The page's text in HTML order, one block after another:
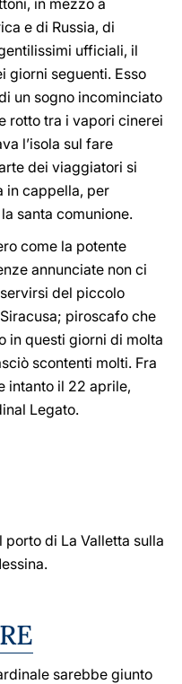
in mezzo a
e di Russia, di
ufficiali, il
giorni seguenti. Esso
un sogno incominciato
rotto tra i vapori cinerei
l’isola sul fare
dei viaggiatori si
in cappella, per
santa comunione.
come la potente
annunciate non ci
del piccolo
piroscafo che
in questi giorni di molta
scontenti molti. Fra
intanto il 22 aprile,
Legato.
di La Valletta sulla
sarebbe giunto